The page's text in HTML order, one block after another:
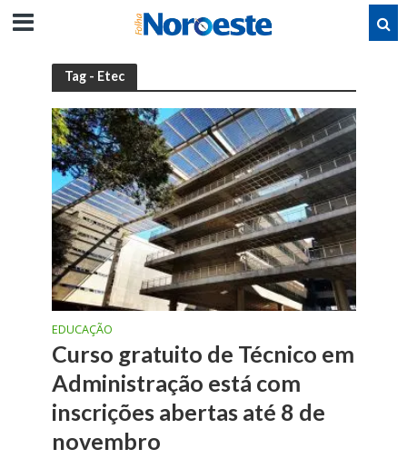
Tag - Etec
EDUCAÇÃO
Curso gratuito de Técnico em
Administração está com
inscrições abertas até 8 de
novembro